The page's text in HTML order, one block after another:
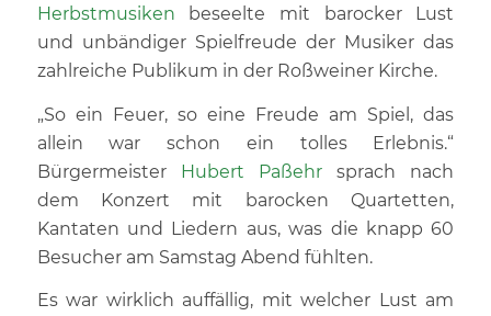
Herbstmusiken beseelte mit barocker Lust
und unbändiger Spielfreude der Musiker das
zahlreiche Publikum in der Roßweiner Kirche.
„So ein Feuer, so eine Freude am Spiel, das
allein war schon ein tolles Erlebnis.“
Bürgermeister Hubert Paßehr sprach nach
dem Konzert mit barocken Quartetten,
Kantaten und Liedern aus, was die knapp 60
Besucher am Samstag Abend fühlten.
Es war wirklich auffällig, mit welcher Lust am